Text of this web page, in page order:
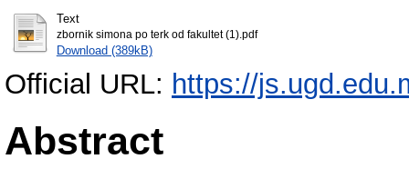
Text
zbornik simona po terk od fakultet (1).pdf
Download (389kB)
Official URL: https://
Abstract